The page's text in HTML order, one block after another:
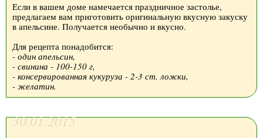
Если в вашем доме намечается праздничное застолье,
предлагаем вам приготовить оригинальную вкусную закуску
в апельсине. Получается необычно и вкусно.
Для рецепта понадобится:
- один апельсин,
- свинина - 100-150 г,
- консервированная кукуруза - 2-3 ст. ложки,
- желатин.
30.01.2015